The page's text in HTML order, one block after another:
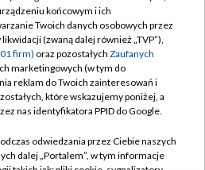
TVP
prywatności
Moje zgody
Pomoc
Kontakt
końcowym i ich
Twoich danych osobowych przez
(zwaną dalej również „TVP”),
firm) oraz pozostałych Zaufanych
marketingowych (w tym do
reklam do Twoich zainteresowań i
które wskazujemy poniżej, a
nas identyfikatora PPID do Google.
odwiedzania przez Ciebie naszych
dalej „Portalem”, w tym informacje